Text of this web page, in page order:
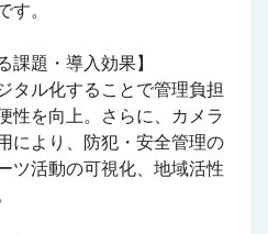
す。
課題・導入効果】
タル化することで管理負担
性を向上。さらに、カメラ
により、防犯・安全管理の
ツ活動の可視化、地域活性